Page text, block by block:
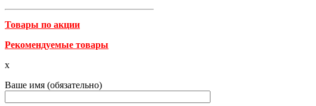
Товары по акции
Рекомендуемые товары
x
Ваше имя (обязательно)